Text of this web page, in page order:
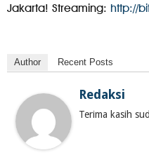
Jakarta! Streaming: http://
Author Recent Posts
Redaksi
Terima kasih